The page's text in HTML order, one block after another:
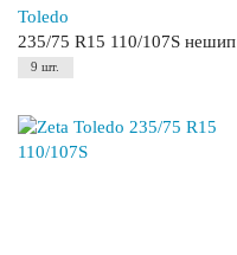
Toledo
235/75 R15 110/107S нешип
9 шт.